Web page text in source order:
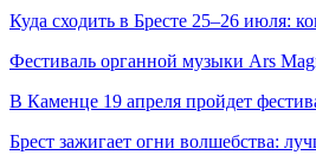
Куда сходить в Бресте 25–26 июля:
Фестиваль органной музыки Ars
В Каменце 19 апреля пройдет
Брест зажигает огни волшебства: